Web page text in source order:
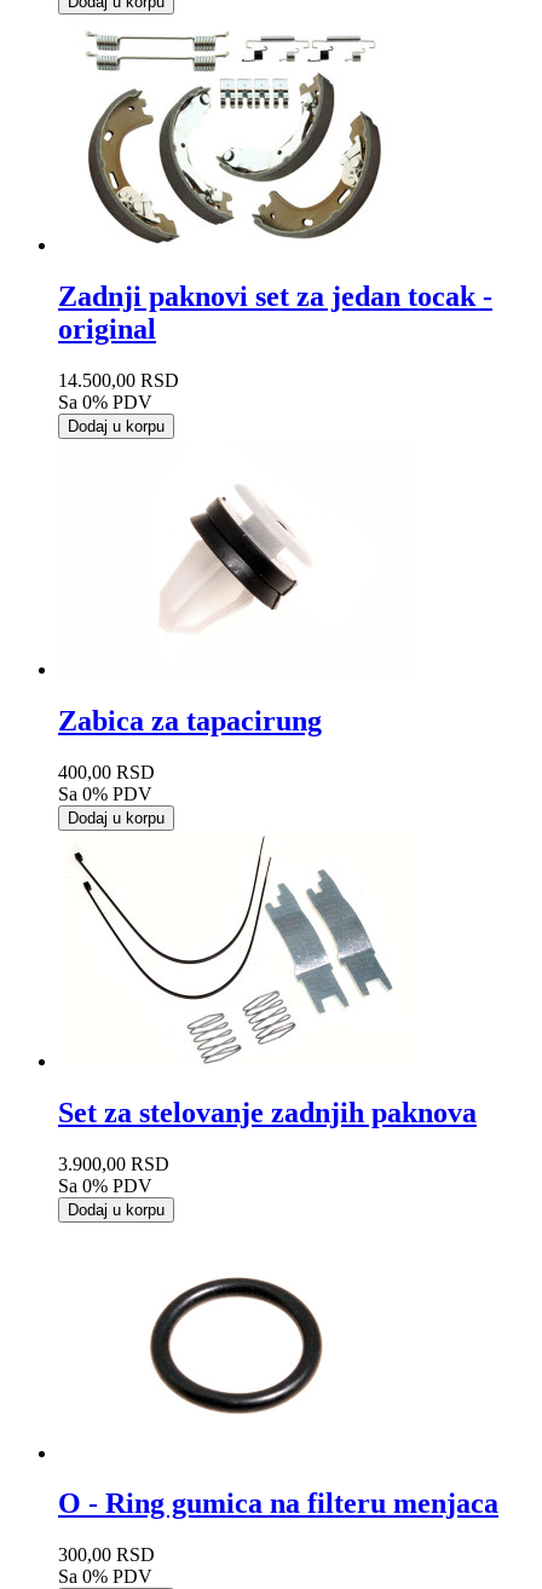
Zadnji paknovi set za jedan tocak -
original
14.500,00 RSD
Sa 0% PDV
Dodaj u korpu
Zabica za tapacirung
400,00 RSD
Sa 0% PDV
Dodaj u korpu
Set za stelovanje zadnjih paknova
3.900,00 RSD
Sa 0% PDV
Dodaj u korpu
O - Ring gumica na filteru menjaca
300,00 RSD
Sa 0% PDV